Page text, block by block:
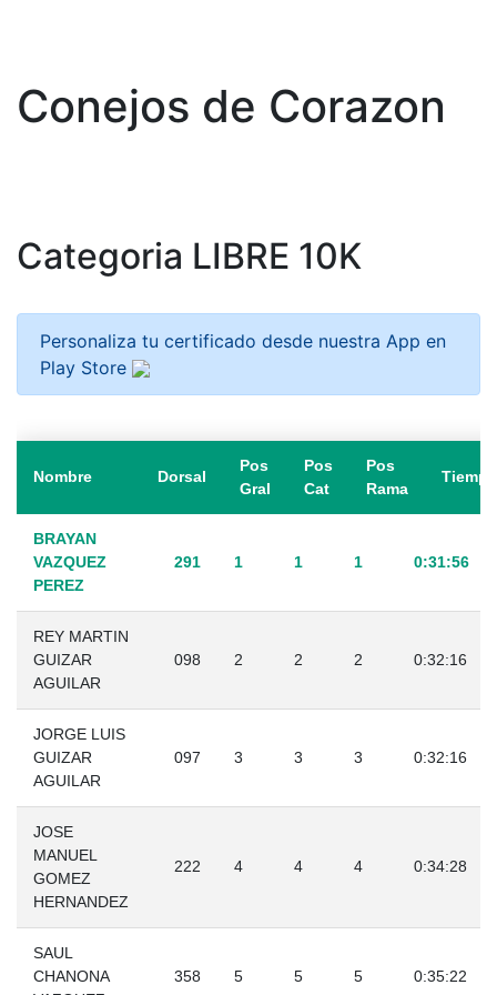
Conejos de Corazon
Categoria LIBRE 10K
Personaliza tu certificado desde nuestra App en
Play Store
Nombre Dorsal
Pos
Gral
Pos
Cat
Pos
Rama
Tiempo
BRAYAN
VAZQUEZ
PEREZ
291 1 1 1 0:31:56
REY MARTIN
GUIZAR
AGUILAR
098 2 2 2 0:32:16
JORGE LUIS
GUIZAR
AGUILAR
097 3 3 3 0:32:16
JOSE
MANUEL
GOMEZ
HERNANDEZ
222 4 4 4 0:34:28
SAUL
CHANONA
358 5 5 5 0:35:22